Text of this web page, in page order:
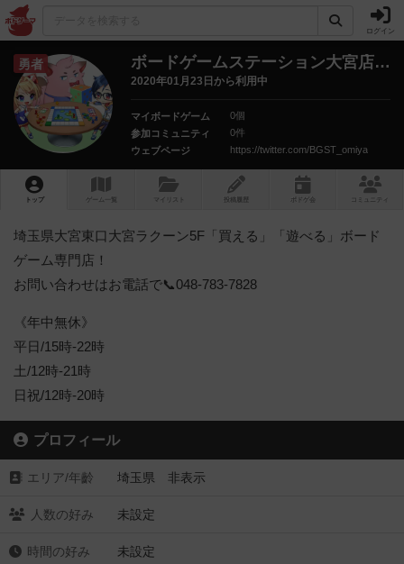
ログイン
勇者 ボードゲームステーション大宮店
さん
2020年01月23日から利用中
マイボードゲーム
0個
参加コミュニティ
0件
ウェブページ
https://twitter.com/BGST_omiya
トップ ゲーム一覧 マイリスト 投稿履歴 ボ ドゲ コミュニティ
埼玉県大宮東口大宮ラクーン5F「買える」「遊べる」ボード
ゲーム専門店！
お問い合わせはお電話で📞048-783-7828
《年中無休》
平日/15時-22時
土/12時-21時
日祝/12時-20時
プロフィール
エリア/年齡 埼玉県 非表示
人数の好み 未設定
時間の好み 未設定